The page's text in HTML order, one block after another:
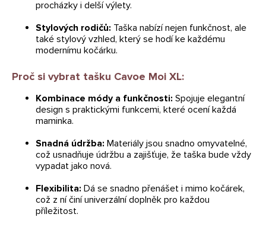
procházky i delší výlety.
Stylových rodičů: Taška nabízí nejen funkčnost, ale
také stylový vzhled, který se hodí ke každému
modernímu kočárku.
Proč si vybrat tašku Cavoe Moi XL:
Kombinace módy a funkčnosti: Spojuje elegantní
design s praktickými funkcemi, které ocení každá
maminka.
Snadná údržba: Materiály jsou snadno omyvatelné,
což usnadňuje údržbu a zajišťuje, že taška bude vždy
vypadat jako nová.
Flexibilita: Dá se snadno přenášet i mimo kočárek,
což z ní činí univerzální doplněk pro každou
příležitost.